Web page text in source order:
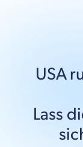
USA
Lass